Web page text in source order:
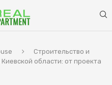
Строительство и
области: от проекта